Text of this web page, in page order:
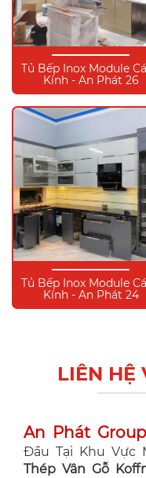
Tủ Bếp Inox Module
Kính - An Phát 26
Tủ Bếp Inox Module
Kính - An Phát 24
LIÊN HỆ
An Phát
Đầu Tại Khu Vực
Thép Vân Gỗ